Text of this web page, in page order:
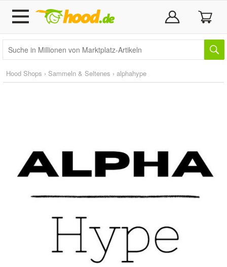
Hood Shops › Sammeln & Seltenes › alphahype